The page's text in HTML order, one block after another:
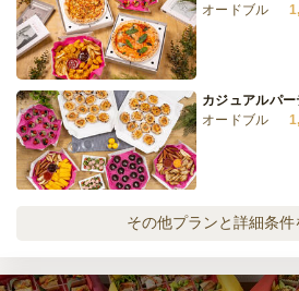
オードブル
※定休日を除く営業日換算
最低ご注文金額 23,000円
オードブル
カジュアルパ
オードブル
オードブル
その他プランと詳細条件